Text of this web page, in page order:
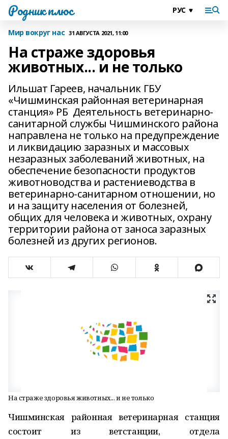
Родник плюс
Мир вокруг нас 31 АВГУСТА 2021, 11:00
На страже здоровья
животных... и не только
Ильшат Гареев, начальник ГБУ
«Чишминская районная ветеринарная
станция» РБ Деятельность ветеринарно-
санитарной службы Чишминского района
направлена не только на предупреждение
и ликвидацию заразных и массовых
незаразных заболеваний животных, на
обеспечение безопасности продуктов
животноводства и растениеводства в
ветеринарно-санитарном отношении, но
и на защиту населения от болезней,
общих для человека и животных, охрану
территории района от заноса заразных
болезней из других регионов.
На страже здоровья животных... и не только
Чишминская районная ветеринарная станция
состоит из ветстанции, отдела